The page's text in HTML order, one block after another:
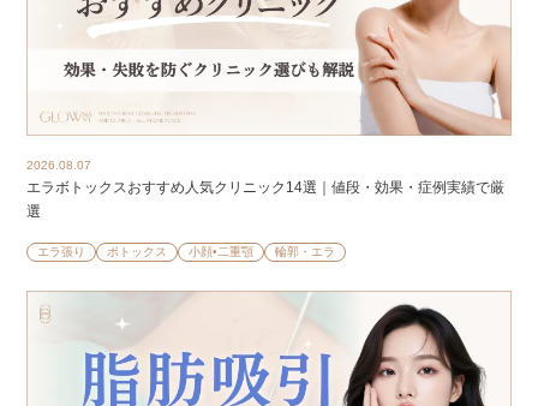
2026.08.07
エラボトックスおすすめ人気クリニック14選｜値段・効果・症例実績で厳
選
エラ張り ボトックス 小顔•二重顎 輪郭・エラ